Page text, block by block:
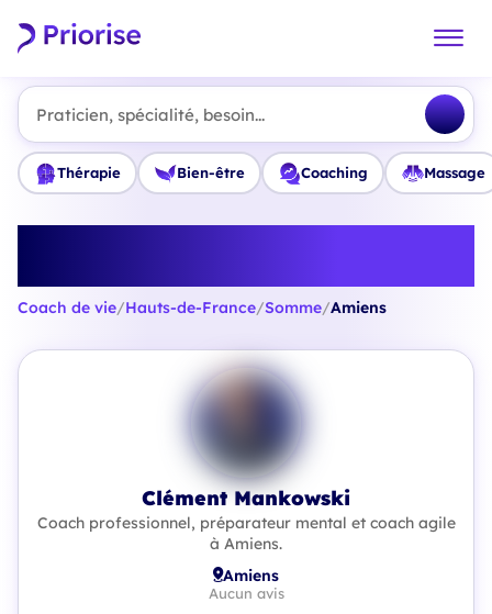
Praticien, spécialité, besoin...
Thérapie Bien-être Coaching Massage
Coach de vie/Hauts-de-France/Somme/Amiens
Clément Mankowski
Coach professionnel, préparateur mental et coach agile
à Amiens.
Amiens
Aucun avis